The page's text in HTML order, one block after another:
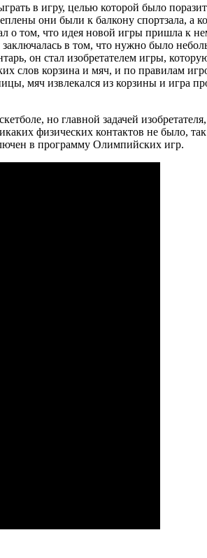
в игру, целью которой было
они были к балкону спортзала, а
о том, что идея новой игры пришла к
в том, что нужно было
он стал изобретателем игры,
слов корзина и мяч, и по правилам
мяч извлекался из корзины и игра
но главной задачей
физических контактов не было,
в программу Олимпийских игр.